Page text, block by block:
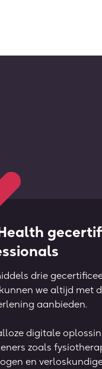
drie
we altijd met
aanbieden.
digitale
zoals
en